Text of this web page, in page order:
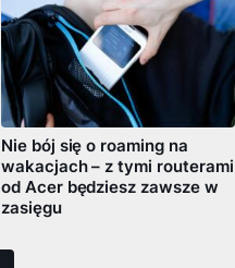
Nie bój się o roaming na
wakacjach – z tymi routerami
od Acer będziesz zawsze w
zasięgu